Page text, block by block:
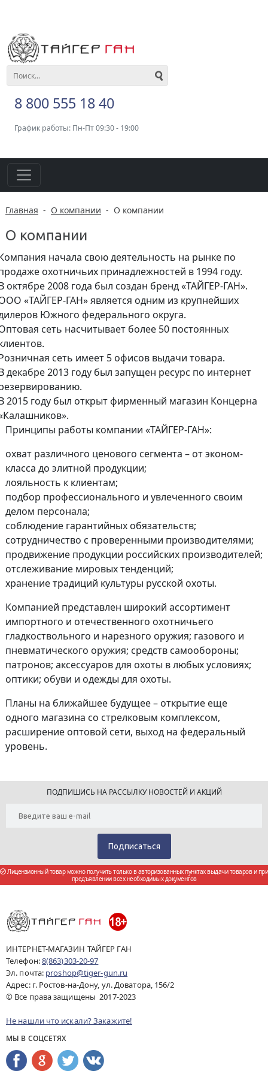
8 800 555 18 40
График работы: Пн-Пт 09:30 - 19:00
Главная - О компании - О компании
О компании
начала свою деятельность на рынке по
охотничьих принадлежностей в 1994 году.
октябре 2008 года был создан бренд «ТАЙГЕР-ГАН».
«ТАЙГЕР-ГАН» является одним из крупнейших
Южного федерального округа.
сеть насчитывает более 50 постоянных
сеть имеет 5 офисов выдачи товара.
декабре 2013 году был запущен ресурс по интернет
2015 году был открыт фирменный магазин Концерна
Принципы работы компании «ТАЙГЕР-ГАН»:
охват различного ценового сегмента – от эконом-
класса до элитной продукции;
лояльность к клиентам;
подбор профессионального и увлеченного своим
делом персонала;
соблюдение гарантийных обязательств;
сотрудничество с проверенными производителями;
продвижение продукции российских производителей;
отслеживание мировых тенденций;
хранение традиций культуры русской охоты.
Компанией представлен широкий ассортимент
импортного и отечественного охотничьего
гладкоствольного и нарезного оружия; газового и
пневматического оружия; средств самообороны;
патронов; аксессуаров для охоты в любых условиях;
оптики; обуви и одежды для охоты.
Планы на ближайшее будущее – открытие еще
одного магазина со стрелковым комплексом,
расширение оптовой сети, выход на федеральный
уровень.
ПОДПИШИСЬ НА РАССЫЛКУ НОВОСТЕЙ И АКЦИЙ
Лицензионный товар можно получить только в авторизованных пунктах выдачи товаров и при
предъявлении всех необходимых документов
ИНТЕРНЕТ-МАГАЗИН ТАЙГЕР ГАН
Телефон:8(863)303-20-97
Эл. почта: proshop@tiger-gun.ru
Адрес: г. Ростов-на-Дону, ул. Доватора, 156/2
© Все права защищены 2017-2023
Не нашли что искали? Закажите!
МЫ В СОЦСЕТЯХ